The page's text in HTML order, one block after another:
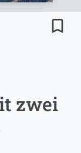
bookmark_border
zwei